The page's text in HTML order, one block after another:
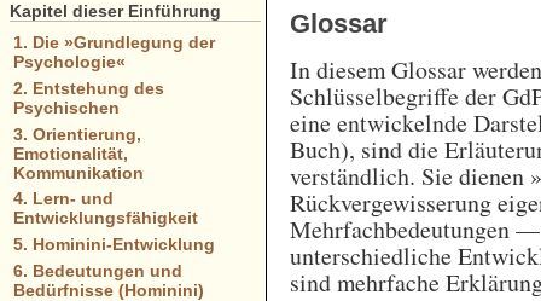
Glossar
In diesem Glossar
Schlüsselbegriffe der
eine entwickelnde
Buch), sind die
verständlich. Sie dienen
Rückvergewisserung
Mehrfachbedeutungen
unterschiedliche
sind mehrfache
Kapitel dieser Einführung
1. Die »Grundlegung der
Psychologie«
2. Entstehung des
Psychischen
3. Orientierung,
Emotionalität,
Kommunikation
4. Lern- und
Entwicklungsfähigkeit
5. Hominini-Entwicklung
6. Bedeutungen und
Bedürfnisse (Hominini)